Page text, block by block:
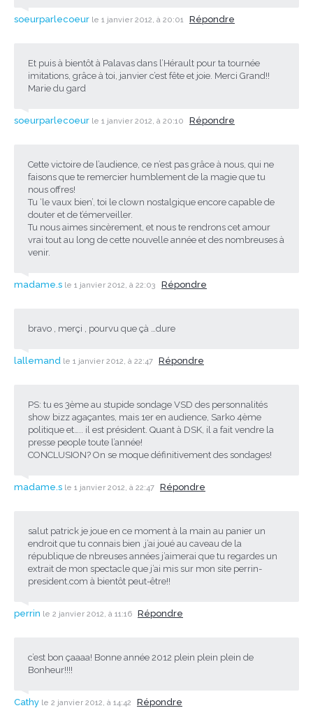
soeurparlecoeur le 1 janvier 2012, à 20:01 Répondre
Et puis à bientôt à Palavas dans l’Hérault pour ta tournée
imitations, grâce à toi, janvier c’est fête et joie. Merci Grand!!
Marie du gard
soeurparlecoeur le 1 janvier 2012, à 20:10 Répondre
Cette victoire de l’audience, ce n’est pas grâce à nous, qui ne
faisons que te remercier humblement de la magie que tu
nous offres!
Tu ‘le vaux bien’, toi le clown nostalgique encore capable de
douter et de t’émerveiller.
Tu nous aimes sincèrement, et nous te rendrons cet amour
vrai tout au long de cette nouvelle année et des nombreuses à
venir.
madame.s le 1 janvier 2012, à 22:03 Répondre
bravo , merçi , pourvu que çà …dure
lallemand le 1 janvier 2012, à 22:47 Répondre
PS: tu es 3ème au stupide sondage VSD des personnalités
show bizz agaçantes, mais 1er en audience, Sarko 4ème
politique et….. il est président. Quant à DSK, il a fait vendre la
presse people toute l’année!
CONCLUSION? On se moque définitivement des sondages!
madame.s le 1 janvier 2012, à 22:47 Répondre
salut patrick je joue en ce moment à la main au panier un
endroit que tu connais bien ,j’ai joué au caveau de la
république de nbreuses années j’aimerai que tu regardes un
extrait de mon spectacle que j’ai mis sur mon site perrin-
president.com à bientôt peut-être!!
perrin le 2 janvier 2012, à 11:16 Répondre
c’est bon çaaaa! Bonne année 2012 plein plein plein de
Bonheur!!!!
Cathy le 2 janvier 2012, à 14:42 Répondre